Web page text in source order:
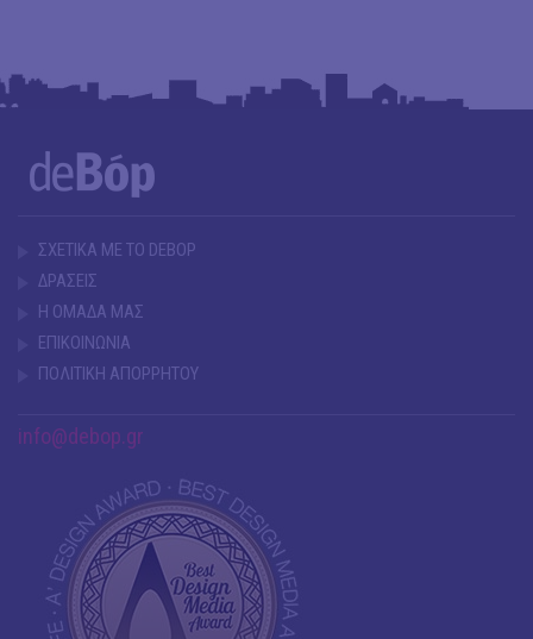
ΣΧΕΤΙΚΑ ΜΕ ΤΟ DEBOP
ΔΡΑΣΕΙΣ
Η ΟΜΑΔΑ ΜΑΣ
ΕΠΙΚΟΙΝΩΝΙΑ
ΠΟΛΙΤΙΚΗ ΑΠΟΡΡΗΤΟΥ
info@debop.gr